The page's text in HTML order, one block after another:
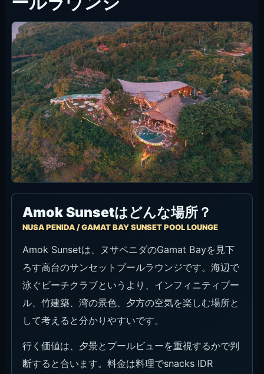
Amok Sunsetはどんな場所？
NUSA PENIDA / GAMAT BAY SUNSET POOL LOUNGE
Amok Sunsetは、ヌサペニダのGamat Bayを見下
ろす高台のサンセットプールラウンジです。海辺で
泳ぐビーチクラブというより、インフィニティプー
ル、竹建築、湾の景色、夕方の空気を楽しむ場所と
して考えると分かりやすいです。
行く価値は、夕景とプールビューを重視するかで判
断すると合います。料金は料理でsnacks IDR